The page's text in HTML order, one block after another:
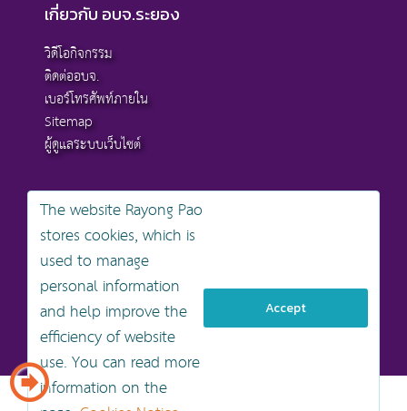
เกี่ยวกับ อบจ.ระยอง
วิดีโอกิจกรรม
ติดต่ออบจ.
เบอร์โทรศัพท์ภายใน
Sitemap
ผู้ดูแลระบบเว็บไซต์
สงวนลิขสิทธิ์ © 2568 , องค์การบริหารส่วนจังหวัดระยอง
นโยบายการคุ้มครองข้อมูลส่วนบุคคล
นโยบายการรักษาความมั่นคงปลอดภัยเว็บไซต์
นโยบายเว็บไซต์ขององค์การบริหารส่วนจังหวัดระยอง
ออกแบบเว็บไซต์โดย khontamweb
The website Rayong Pao
stores cookies, which is
used to manage
personal information
and help improve the
efficiency of website
use. You can read more
information on the
Accept